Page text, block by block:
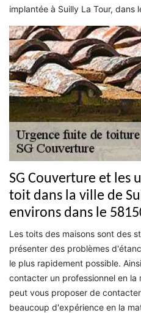
implantée à Suilly La Tour, dans
SG Couverture et les
toit dans la ville de
environs dans le
Les toits des maisons sont des
présenter des problèmes
le plus rapidement possible.
contacter un professionnel en la
peut vous proposer de
beaucoup d'expérience en la